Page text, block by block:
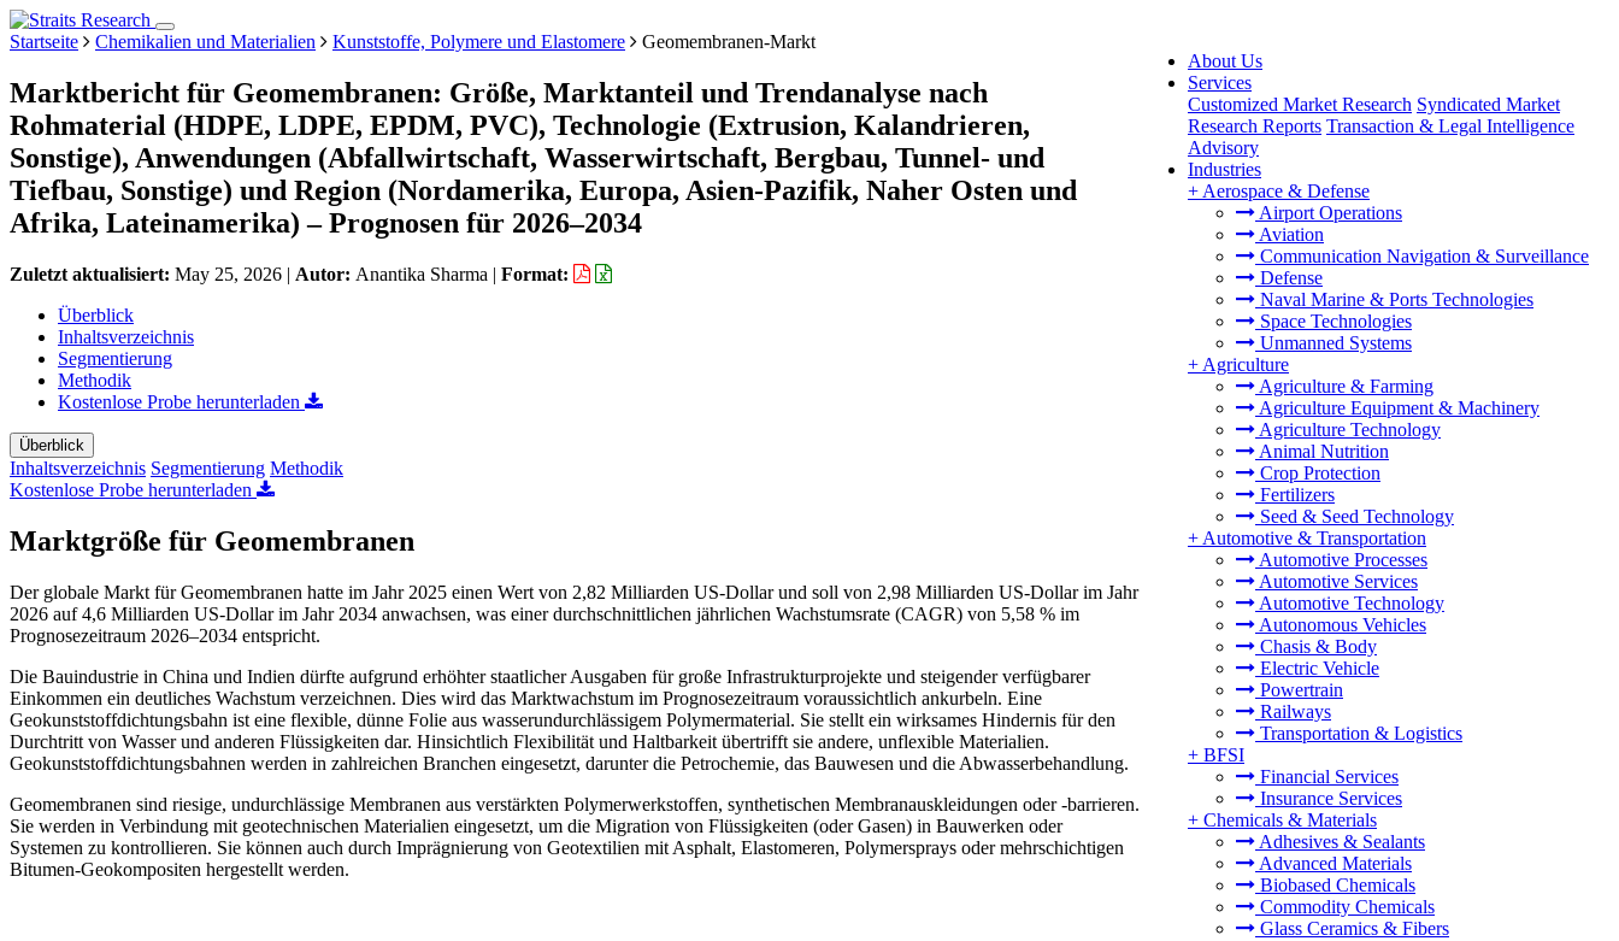
About Us
Services
Customized Market Research Syndicated Market
Research Reports Transaction & Legal Intelligence
Advisory
Industries
+ Aerospace & Defense
Airport Operations
Aviation
Communication Navigation & Surveillance
Defense
Naval Marine & Ports Technologies
Space Technologies
Unmanned Systems
+ Agriculture
Agriculture & Farming
Agriculture Equipment & Machinery
Agriculture Technology
Animal Nutrition
Crop Protection
Fertilizers
Seed & Seed Technology
+ Automotive & Transportation
Automotive Processes
Automotive Services
Automotive Technology
Autonomous Vehicles
Chasis & Body
Electric Vehicle
Powertrain
Railways
Transportation & Logistics
+ BFSI
Financial Services
Insurance Services
+ Chemicals & Materials
Adhesives & Sealants
Advanced Materials
Biobased Chemicals
Commodity Chemicals
Glass Ceramics & Fibers
Startseite Chemikalien und Materialien Kunststoffe, Polymere und Elastomere Geomembranen-Markt
Marktbericht für Geomembranen: Größe, Marktanteil und Trendanalyse nach
Rohmaterial (HDPE, LDPE, EPDM, PVC), Technologie (Extrusion, Kalandrieren,
Sonstige), Anwendungen (Abfallwirtschaft, Wasserwirtschaft, Bergbau, Tunnel- und
Tiefbau, Sonstige) und Region (Nordamerika, Europa, Asien-Pazifik, Naher Osten und
Afrika, Lateinamerika) – Prognosen für 2026–2034
Zuletzt aktualisiert: May 25, 2026 | Autor: Anantika Sharma | Format:
Überblick
Inhaltsverzeichnis
Segmentierung
Methodik
Kostenlose Probe herunterladen
Überblick
Inhaltsverzeichnis Segmentierung Methodik
Kostenlose Probe herunterladen
Marktgröße für Geomembranen
Der globale Markt für Geomembranen hatte im Jahr 2025 einen Wert von 2,82 Milliarden US-Dollar und soll von 2,98 Milliarden US-Dollar im Jahr
2026 auf 4,6 Milliarden US-Dollar im Jahr 2034 anwachsen, was einer durchschnittlichen jährlichen Wachstumsrate (CAGR) von 5,58 % im
Prognosezeitraum 2026–2034 entspricht.
Die Bauindustrie in China und Indien dürfte aufgrund erhöhter staatlicher Ausgaben für große Infrastrukturprojekte und steigender verfügbarer
Einkommen ein deutliches Wachstum verzeichnen. Dies wird das Marktwachstum im Prognosezeitraum voraussichtlich ankurbeln. Eine
Geokunststoffdichtungsbahn ist eine flexible, dünne Folie aus wasserundurchlässigem Polymermaterial. Sie stellt ein wirksames Hindernis für den
Durchtritt von Wasser und anderen Flüssigkeiten dar. Hinsichtlich Flexibilität und Haltbarkeit übertrifft sie andere, unflexible Materialien.
Geokunststoffdichtungsbahnen werden in zahlreichen Branchen eingesetzt, darunter die Petrochemie, das Bauwesen und die Abwasserbehandlung.
Geomembranen sind riesige, undurchlässige Membranen aus verstärkten Polymerwerkstoffen, synthetischen Membranauskleidungen oder -barrieren.
Sie werden in Verbindung mit geotechnischen Materialien eingesetzt, um die Migration von Flüssigkeiten (oder Gasen) in Bauwerken oder
Systemen zu kontrollieren. Sie können auch durch Imprägnierung von Geotextilien mit Asphalt, Elastomeren, Polymersprays oder mehrschichtigen
Bitumen-Geokompositen hergestellt werden.